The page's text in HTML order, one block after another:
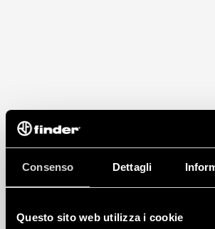
Consenso Dettagli
Questo sito web utilizza i cookie